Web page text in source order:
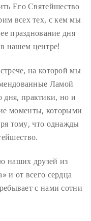
Его Святейшество
всех тех, с кем мы
празднование дня
нашем центре!
на которой мы
Ламой
дня, практики, но и
моменты, которыми
тому, что однажды
наших друзей из
и от всего сердца
с нами сотни